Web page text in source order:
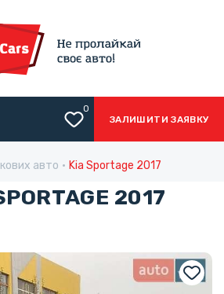
0
ЗАЛИШИТИ ЗАЯВКУ
авто Kia Sportage 2017
2017